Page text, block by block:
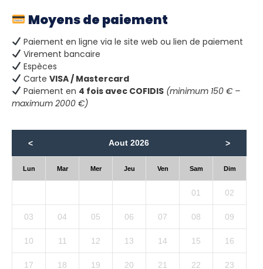
Moyens de paiement
Paiement en ligne via le site web ou lien de paiement
Virement bancaire
Espèces
Carte VISA / Mastercard
Paiement en 4 fois avec COFIDIS (minimum 150 € –
maximum 2000 €)